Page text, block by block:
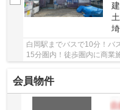
白岡駅までバスで10分！バス停までは
15分圏内！徒歩圏内に商業
会員物件